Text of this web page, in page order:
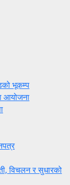
भूकम्प
आयोजना
विचलन र सुधारको